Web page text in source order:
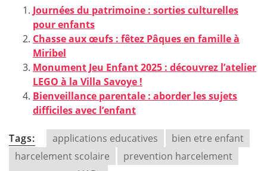
Journées du patrimoine : sorties culturelles
pour enfants
Chasse aux œufs : fêtez Pâques en famille à
Miribel
Monument Jeu Enfant 2025 : découvrez l’atelier
LEGO à la Villa Savoye !
Bienveillance parentale : aborder les sujets
difficiles avec l’enfant
Tags: applications educatives
bien etre enfant
harcelement scolaire
prevention harcelement